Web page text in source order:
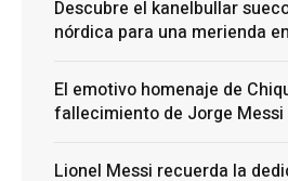
Descubre el kanelbullar
nórdica para una merienda
El emotivo homenaje de
fallecimiento de Jorge Messi
Lionel Messi recuerda la